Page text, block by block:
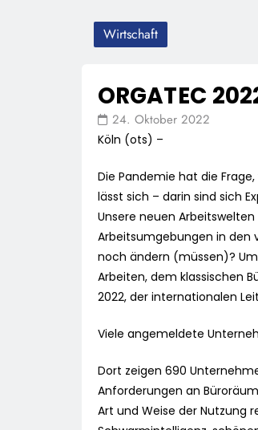
Wirtschaft
ORGATEC
24. Oktober 2022
Köln (ots) –
Die Pandemie hat die
lässt sich – darin sind sich
Unsere neuen
Arbeitsumgebungen in den
noch ändern (müssen)?
Arbeiten, dem klassischen
2022, der internationalen
Viele angemeldete
Dort zeigen 690
Anforderungen an
Art und Weise der Nutzung